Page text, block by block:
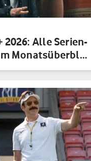
2026: Alle Serien-
Monatsüberbl…